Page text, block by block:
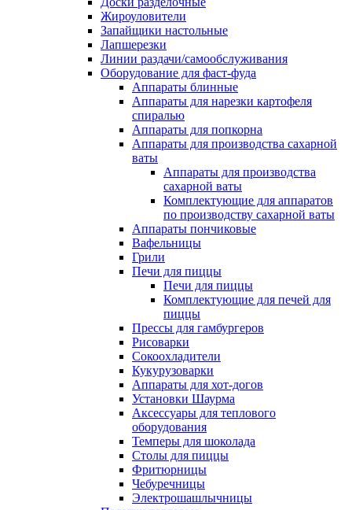
Жироуловители
Запайщики настольные
Лапшерезки
Линии раздачи/самообслуживания
Оборудование для фаст-фуда
Аппараты блинные
Аппараты для нарезки картофеля
спиралью
Аппараты для попкорна
Аппараты для производства сахарной
ваты
Аппараты для производства
сахарной ваты
Комплектующие для аппаратов
по производству сахарной ваты
Аппараты пончиковые
Вафельницы
Грили
Печи для пиццы
Печи для пиццы
Комплектующие для печей для
пиццы
Прессы для гамбургеров
Рисоварки
Сокоохладители
Кукурузоварки
Аппараты для хот-догов
Установки Шаурма
Аксессуары для теплового
оборудования
Темперы для шоколада
Столы для пиццы
Фритюрницы
Чебуречницы
Электрошашлычницы